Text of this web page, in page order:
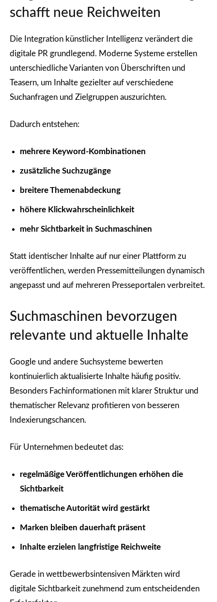
schafft neue Reichweiten
Die Integration künstlicher Intelligenz verändert die
digitale PR grundlegend. Moderne Systeme erstellen
unterschiedliche Varianten von Überschriften und
Teasern, um Inhalte gezielter auf verschiedene
Suchanfragen und Zielgruppen auszurichten.
Dadurch entstehen:
mehrere Keyword-Kombinationen
zusätzliche Suchzugänge
breitere Themenabdeckung
höhere Klickwahrscheinlichkeit
mehr Sichtbarkeit in Suchmaschinen
Statt identischer Inhalte auf nur einer Plattform zu
veröffentlichen, werden Pressemitteilungen dynamisch
angepasst und auf mehreren Presseportalen verbreitet.
Suchmaschinen bevorzugen
relevante und aktuelle Inhalte
Google und andere Suchsysteme bewerten
kontinuierlich aktualisierte Inhalte häufig positiv.
Besonders Fachinformationen mit klarer Struktur und
thematischer Relevanz profitieren von besseren
Indexierungschancen.
Für Unternehmen bedeutet das:
regelmäßige Veröffentlichungen erhöhen die
Sichtbarkeit
thematische Autorität wird gestärkt
Marken bleiben dauerhaft präsent
Inhalte erzielen langfristige Reichweite
Gerade in wettbewerbsintensiven Märkten wird
digitale Sichtbarkeit zunehmend zum entscheidenden